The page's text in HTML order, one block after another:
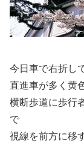
今日車で右折し
直進車が多く黄
横断歩道に歩行
で
視線を前方に移